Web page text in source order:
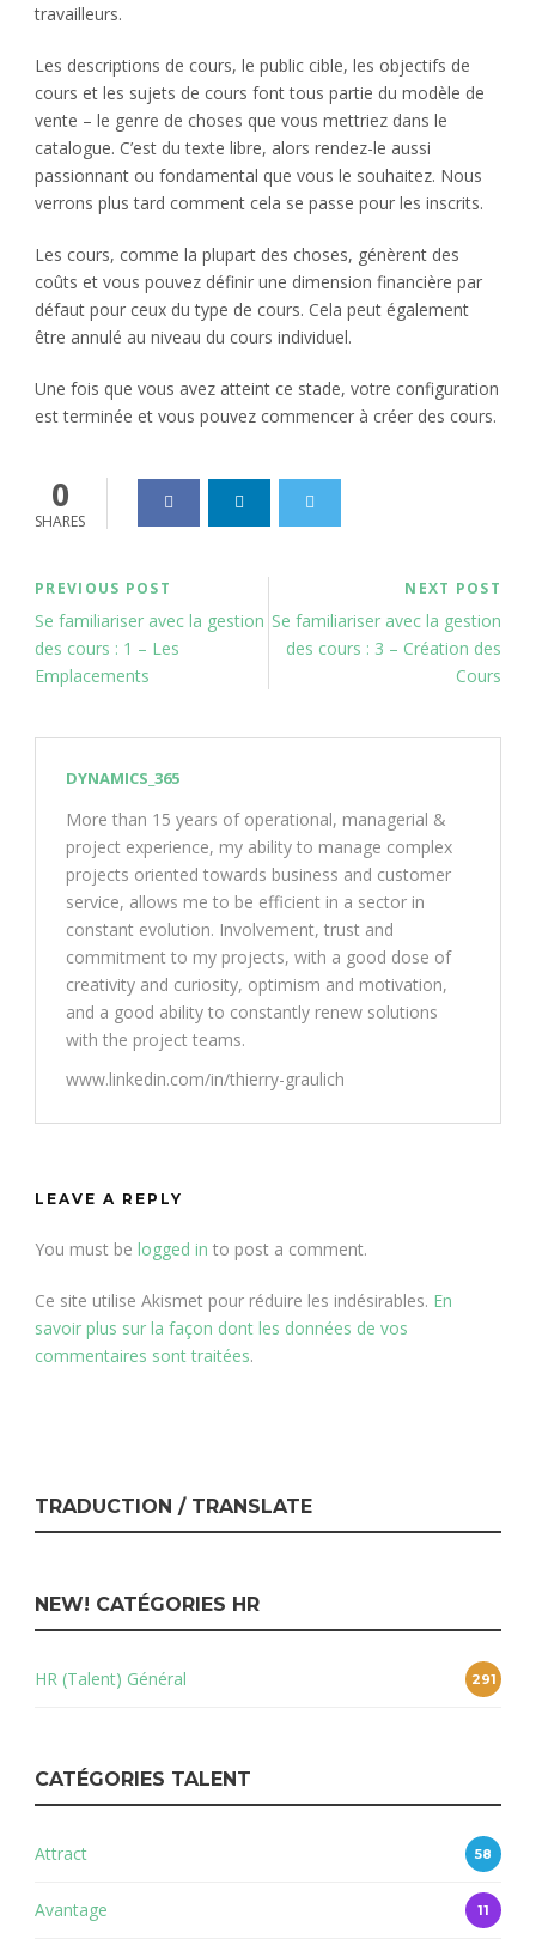
travailleurs.
Les descriptions de cours, le public cible, les objectifs de
cours et les sujets de cours font tous partie du modèle de
vente – le genre de choses que vous mettriez dans le
catalogue. C’est du texte libre, alors rendez-le aussi
passionnant ou fondamental que vous le souhaitez. Nous
verrons plus tard comment cela se passe pour les inscrits.
Les cours, comme la plupart des choses, génèrent des
coûts et vous pouvez définir une dimension financière par
défaut pour ceux du type de cours. Cela peut également
être annulé au niveau du cours individuel.
Une fois que vous avez atteint ce stade, votre configuration
est terminée et vous pouvez commencer à créer des cours.
0
SHARES
PREVIOUS POST
Se familiariser avec la gestion
des cours : 1 – Les
Emplacements
NEXT POST
Se familiariser avec la gestion
des cours : 3 – Création des
Cours
DYNAMICS_365
More than 15 years of operational, managerial &
project experience, my ability to manage complex
projects oriented towards business and customer
service, allows me to be efficient in a sector in
constant evolution. Involvement, trust and
commitment to my projects, with a good dose of
creativity and curiosity, optimism and motivation,
and a good ability to constantly renew solutions
with the project teams.
www.linkedin.com/in/thierry-graulich
LEAVE A REPLY
You must be logged in to post a comment.
Ce site utilise Akismet pour réduire les indésirables. En
savoir plus sur la façon dont les données de vos
commentaires sont traitées.
TRADUCTION / TRANSLATE
NEW! CATÉGORIES HR
HR (Talent) Général 291
CATÉGORIES TALENT
Attract 58
Avantage 11